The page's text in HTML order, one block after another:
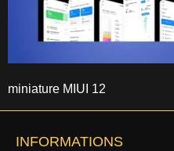
miniature MIUI 12
INFORMATIONS